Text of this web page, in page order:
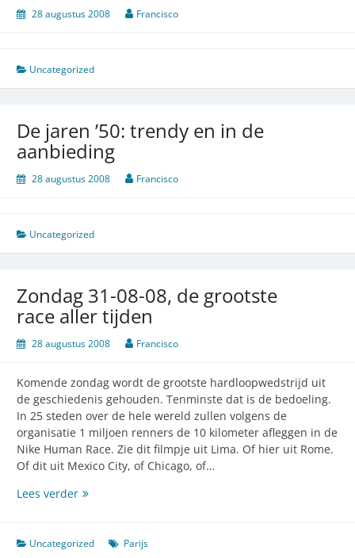
28 augustus 2008 Francisco
Uncategorized
De jaren ’50: trendy en in de
aanbieding
28 augustus 2008 Francisco
Uncategorized
Zondag 31-08-08, de grootste
race aller tijden
28 augustus 2008 Francisco
Komende zondag wordt de grootste hardloopwedstrijd uit
de geschiedenis gehouden. Tenminste dat is de bedoeling.
In 25 steden over de hele wereld zullen volgens de
organisatie 1 miljoen renners de 10 kilometer afleggen in de
Nike Human Race. Zie dit filmpje uit Lima. Of hier uit Rome.
Of dit uit Mexico City, of Chicago, of…
Lees verderZondag
08,
Uncategorized Parijs